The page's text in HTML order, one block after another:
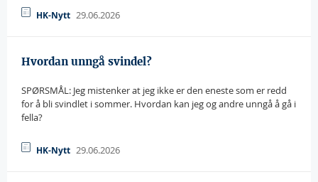
HK-Nytt 29.06.2026
Hvordan unngå svindel?
SPØRSMÅL: Jeg mistenker at jeg ikke er den eneste som er redd
for å bli svindlet i sommer. Hvordan kan jeg og andre unngå å gå i
fella?
HK-Nytt 29.06.2026